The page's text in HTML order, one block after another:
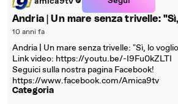
Andria | Un mare senza trivelle:
10 anni fa
Andria | Un mare senza trivelle: "Sì, lo
Link video: https://youtu.be/-I9Fu0kZLTI
Seguici sulla nostra pagina Facebook!
https://www.facebook.com/Amica9tv
Categoria